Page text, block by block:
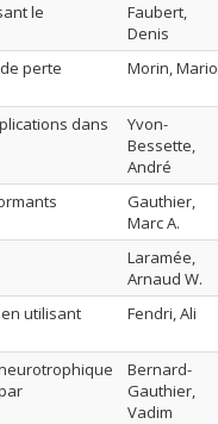
le
Faubert,
Denis
perte
Morin, Mario
dans
Yvon-
Bessette,
André
Gauthier,
Marc A.
Laramée,
Arnaud W.
utilisant
Fendri, Ali
Bernard-
Gauthier,
Vadim